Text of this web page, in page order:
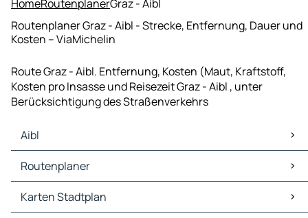
HomeRoutenplanerGraz - Aibl
Routenplaner Graz - Aibl - Strecke, Entfernung, Dauer und
Kosten – ViaMichelin
Route Graz - Aibl. Entfernung, Kosten (Maut, Kraftstoff,
Kosten pro Insasse und Reisezeit Graz - Aibl , unter
Berücksichtigung des Straßenverkehrs
Aibl
Aibl Karten Stadtplan
Aibl Verkehr
Aibl Hotels
Aibl Restaurants
Routenplaner
Routenplaner Aibl - Deutschlandsberg
Routenplaner Aibl - Eibiswald
Karten Stadtplan